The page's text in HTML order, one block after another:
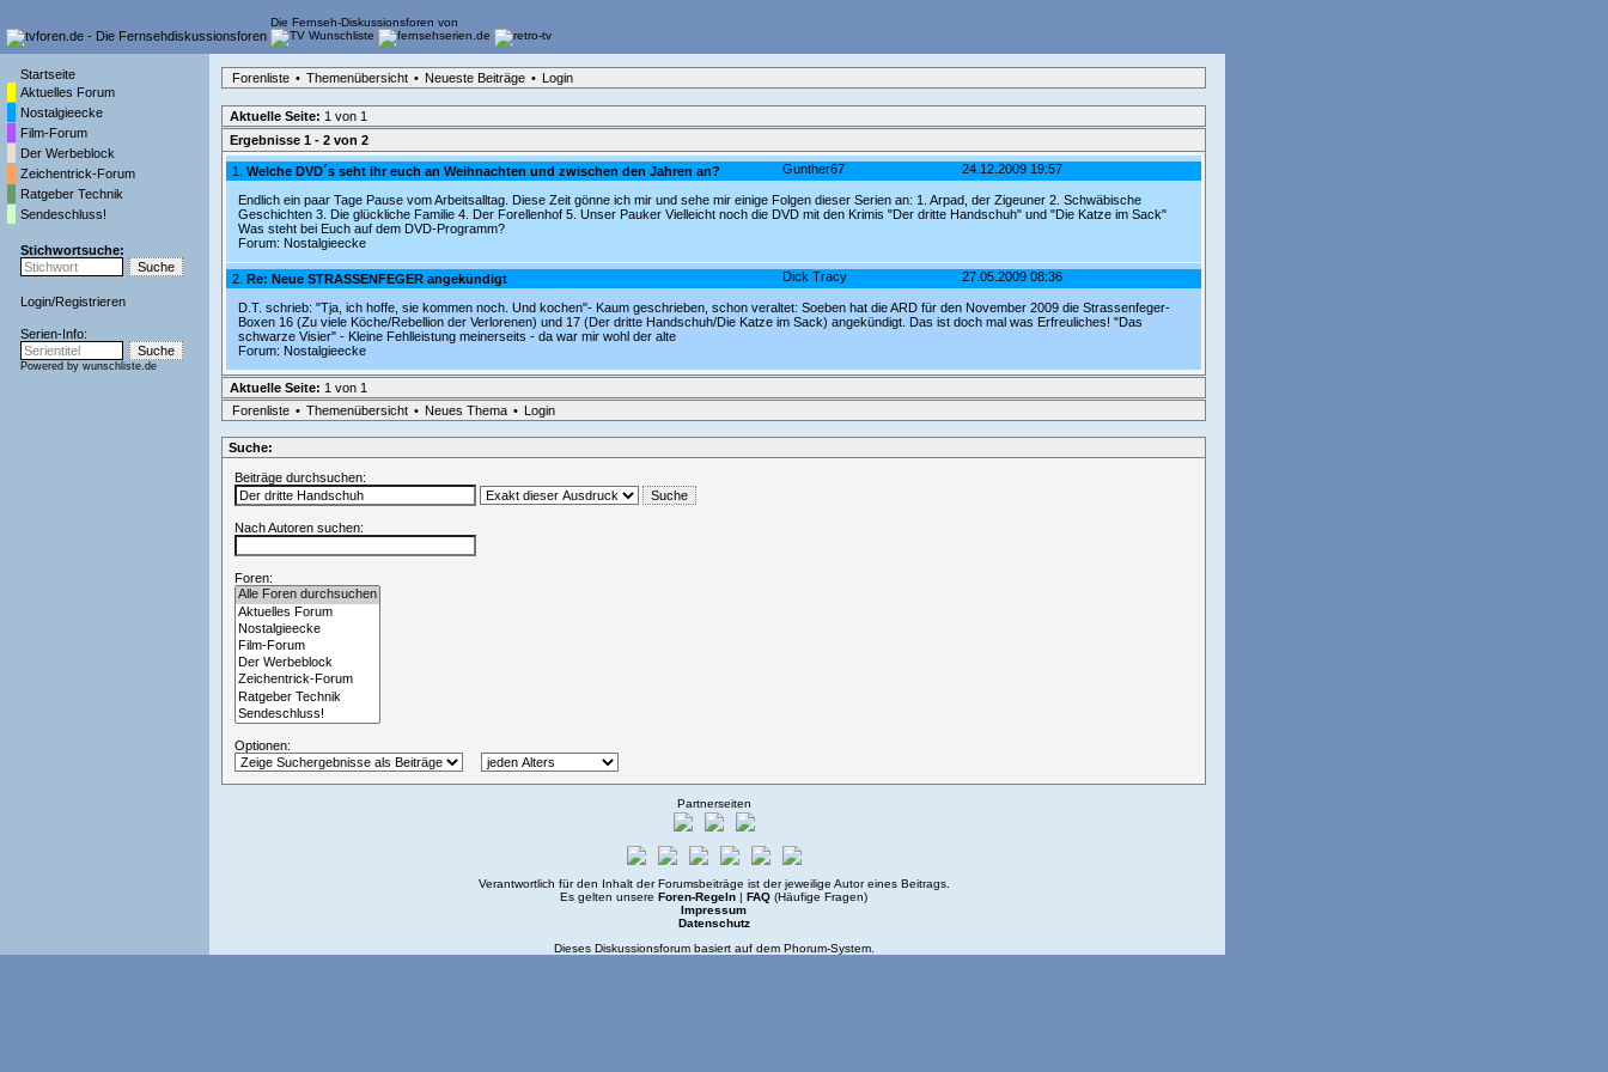
Die Fernseh-Diskussionsforen von
Startseite
Aktuelles Forum
Nostalgieecke
Film-Forum
Der Werbeblock
Zeichentrick-Forum
Ratgeber Technik
Sendeschluss!
Stichwortsuche:
Login/Registrieren
Serien-Info:
Powered by wunschliste.de
Forenliste • Themenübersicht • Neueste Beiträge • Login
Aktuelle Seite: 1 von 1
Ergebnisse 1 - 2 von 2
24.12.2009 19:57
Gunther67
1. Welche DVD´s seht ihr euch an Weihnachten und zwischen den Jahren an?
Endlich ein paar Tage Pause vom Arbeitsalltag. Diese Zeit gönne ich mir und sehe mir einige Folgen dieser Serien an: 1. Arpad, der Zigeuner 2. Schwäbische
Geschichten 3. Die glückliche Familie 4. Der Forellenhof 5. Unser Pauker Vielleicht noch die DVD mit den Krimis "Der dritte Handschuh" und "Die Katze im Sack"
Was steht bei Euch auf dem DVD-Programm?
Forum: Nostalgieecke
27.05.2009 08:36
Dick Tracy
2. Re: Neue STRASSENFEGER angekündigt
D.T. schrieb: "Tja, ich hoffe, sie kommen noch. Und kochen"- Kaum geschrieben, schon veraltet: Soeben hat die ARD für den November 2009 die Strassenfeger-
Boxen 16 (Zu viele Köche/Rebellion der Verlorenen) und 17 (Der dritte Handschuh/Die Katze im Sack) angekündigt. Das ist doch mal was Erfreuliches! "Das
schwarze Visier" - Kleine Fehlleistung meinerseits - da war mir wohl der alte
Forum: Nostalgieecke
Aktuelle Seite: 1 von 1
Forenliste • Themenübersicht • Neues Thema • Login
Suche:
Beiträge durchsuchen:
Nach Autoren suchen:
Foren:
Optionen:
Partnerseiten
Verantwortlich für den Inhalt der Forumsbeiträge ist der jeweilige Autor eines Beitrags.
Es gelten unsere Foren-Regeln FAQ (Häufige Fragen)
Impressum
Datenschutz
Dieses Diskussionsforum basiert auf dem Phorum-System.